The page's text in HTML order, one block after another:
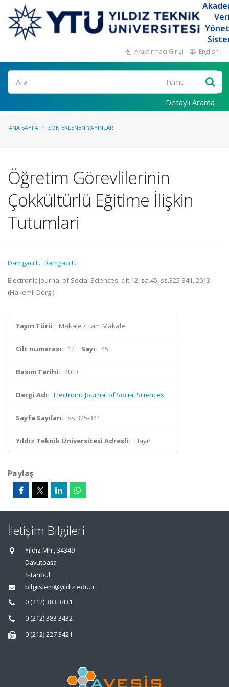
Araştırmacı Girişi English
Ara
Detaylı Arama
ANA SAYFA SON EKLENEN YAYINLAR
Öğretim Görevlilerinin
Çokkültürlü Eğitime İlişkin
Tutumlari
Damgaci F.,Damgaci F.
Electronic Journal of Social Sciences, cilt.12, sa.45, ss.325-341, 2013
(Hakemli Dergi)
Yayın Türü: Makale / Tam Makale
Cilt numarası: 12 Sayı: 45
Basım Tarihi: 2013
Dergi Adı: Electronic Journal of Social Sciences
Sayfa Sayıları: ss.325-341
Yıldız Teknik Üniversitesi Adresli: Hayır
Paylaş
İletişim Bilgileri
Yıldız Mh., 34349
Davutpaşa
İstanbul
bilgiislem@yildiz.edu.tr
0 (212) 383 3431
0 (212) 383 3432
0 (212) 227 3421